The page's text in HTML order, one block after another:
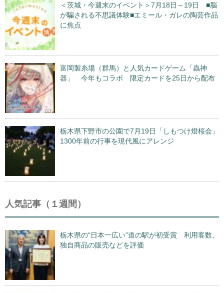
＜茨城・今週末のイベント＞7月18日～19日 ■脳
が騙される不思議体験■エミール・ガレの陶芸作品
に焦点
富岡製糸場（群馬）と人気カードゲーム「蟲神
器」 今年もコラボ 限定カードを25日から配布
栃木県下野市の公園で7月19日「しもつけ燈桜会」
1300年前の行事を現代風にアレンジ
人気記事（１週間）
栃木県の“日本一広い”道の駅が初受賞 利用客数、
独自商品の販売などを評価